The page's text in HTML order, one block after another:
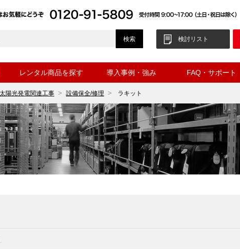
検討リスト
レンタル商品を探す 導入事例・強み FAQ・サポート
太陽光発電関連工事 設備保全/修理 ラキット